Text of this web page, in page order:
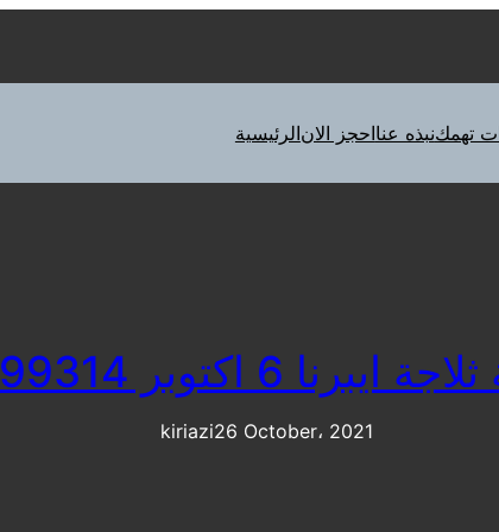
الرئيسيةاحجز الاننبذه عناتهمك
6 اكتوبر 01095999314
kiriazi26 October، 2021